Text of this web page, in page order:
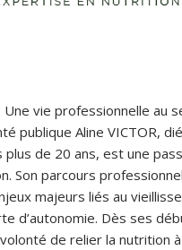
Une vie professionnelle au
publique Aline VICTOR,
de 20 ans, est une
Son parcours
majeurs liés au
d’autonomie. Dès ses
de relier la nutrition à